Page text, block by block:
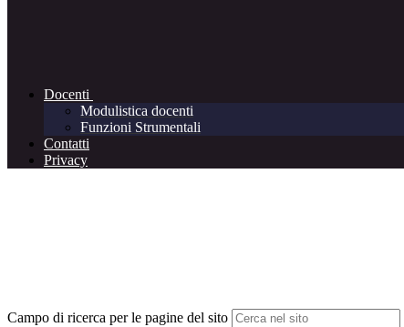
Docenti
Modulistica docenti
Funzioni Strumentali
Contatti
Privacy
Campo di ricerca per le pagine del sito